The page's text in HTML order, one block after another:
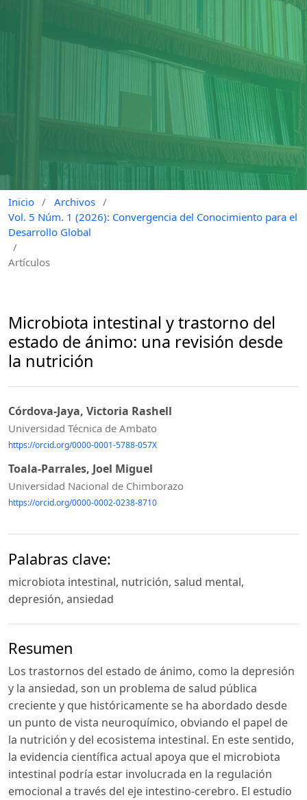
Inicio / Archivos /
Vol. 5 Núm. 1 (2026): Convergencia del Conocimiento para el
Desarrollo Global
/
Artículos
Microbiota intestinal y trastorno del
estado de ánimo: una revisión desde
la nutrición
Córdova-Jaya, Victoria Rashell
Universidad Técnica de Ambato
https://orcid.org/0000-0001-5788-057X
Toala-Parrales, Joel Miguel
Universidad Nacional de Chimborazo
https://orcid.org/0000-0002-0238-8710
Palabras clave:
microbiota intestinal, nutrición, salud mental,
depresión, ansiedad
Resumen
Los trastornos del estado de ánimo, como la depresión
y la ansiedad, son un problema de salud pública
creciente y que históricamente se ha abordado desde
un punto de vista neuroquímico, obviando el papel de
la nutrición y del ecosistema intestinal. En este sentido,
la evidencia científica actual apoya que el microbiota
intestinal podría estar involucrada en la regulación
emocional a través del eje intestino-cerebro. El estudio